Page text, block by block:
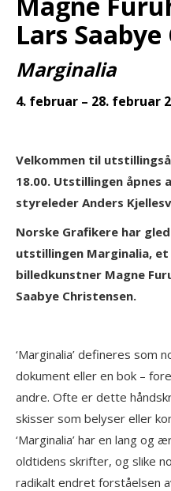
Lars
Marginalia
4. februar – 28. februar
Velkommen til
18.00. Utstillingen åpnes
styreleder Anders
Norske Grafikere har
utstillingen Marginalia,
billedkunstner Magne
Saabye Christensen.
‘Marginalia’ defineres som
dokument eller en bok –
andre. Ofte er dette
skisser som belyser eller
‘Marginalia’ har en lang og
oldtidens skrifter, og slike
radikalt endret forståelsen